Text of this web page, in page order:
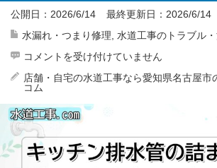
公開日：2026/6/14 最終更新日： 2026/6/14
水漏れ・つまり修理 水道工事のトラブル
キ
チ
ン
排
水
管
の
詰
ま
り
コメントを受け付けていません
店舗・自宅の水道工事なら愛知県名古屋市
コム